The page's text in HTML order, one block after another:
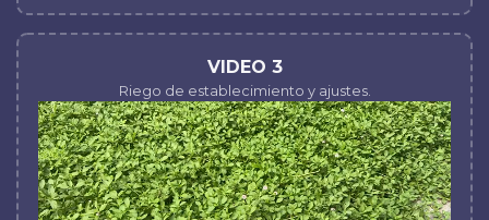
VIDEO 3
Riego de establecimiento y ajustes.